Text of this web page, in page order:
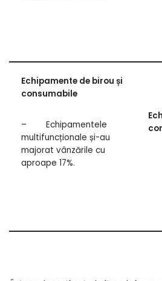
Echipamente de birou și
consumabile
– Echipamentele
multifuncționale și-au
majorat vânzările cu
aproape 17%.